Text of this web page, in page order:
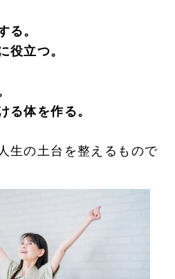
。
立つ。
る体を作る。
生の土台を整えるもので